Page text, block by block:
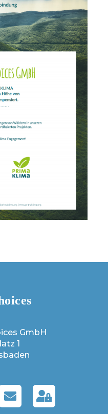
GmbH
1